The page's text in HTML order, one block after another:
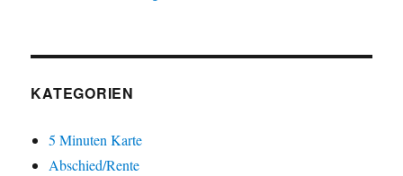
KATEGORIEN
5 Minuten Karte
Abschied/Rente